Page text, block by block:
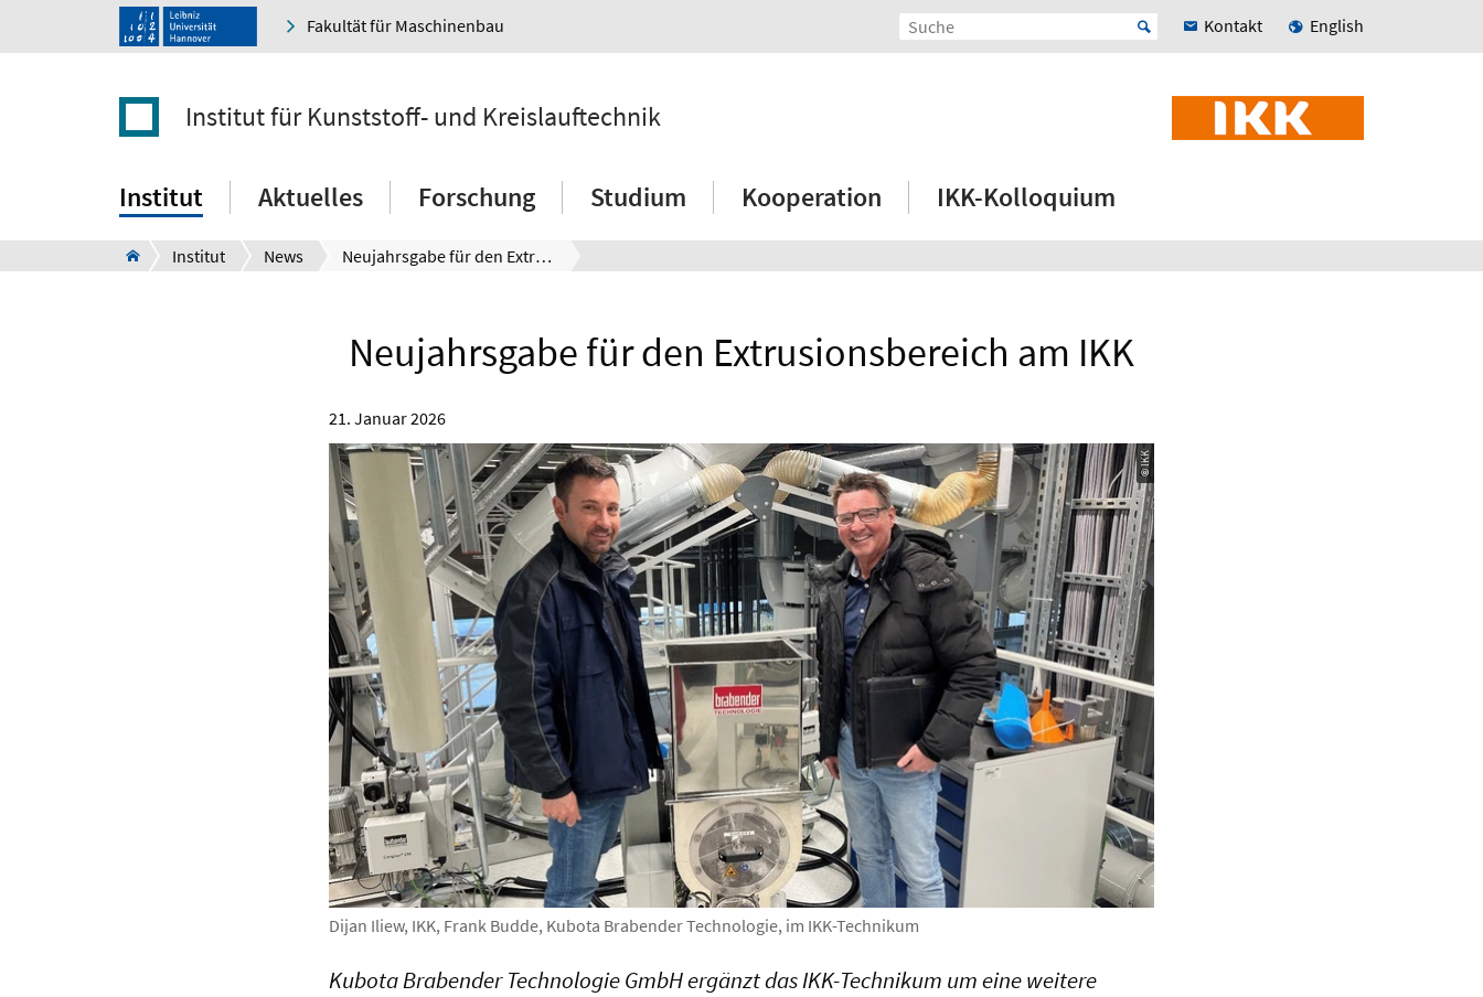
Fakultät für Maschinenbau Kontakt English
Institut für Kunststoff- und Kreislauftechnik
Institut Aktuelles Forschung Studium Kooperation IKK-Kolloquium
Institut News Neujahrsgabe für den Extrusionsbereich am IKK
Neujahrsgabe für den Extrusionsbereich am IKK
21. Januar 2026
© IKK
Dijan Iliew, IKK, Frank Budde, Kubota Brabender Technologie, im IKK-Technikum
Kubota Brabender Technologie GmbH ergänzt das IKK-Technikum um eine weitere